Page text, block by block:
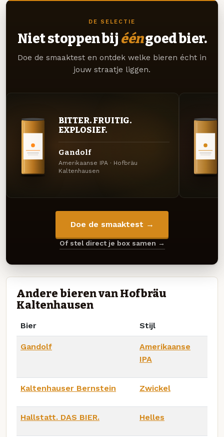
DE SELECTIE
Niet stoppen bij ééngoed bier.
Doe de smaaktest en ontdek welke bieren écht in
jouw straatje liggen.
BITTER. FRUITIG.
EXPLOSIEF.
Gandolf
Amerikaanse IPA · Hofbräu
Kaltenhausen
Doe de smaaktest →
Of stel direct je box samen →
Andere bieren van Hofbräu
Kaltenhausen
Bier Stijl
Gandolf
Amerikaanse
IPA
Kaltenhauser Bernstein Zwickel
Hallstatt. DAS BIER. Helles